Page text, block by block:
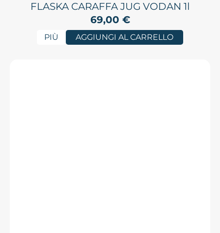
FLASKA CARAFFA JUG VODAN 1l
69,00 €
PIÙ AGGIUNGI AL CARRELLO